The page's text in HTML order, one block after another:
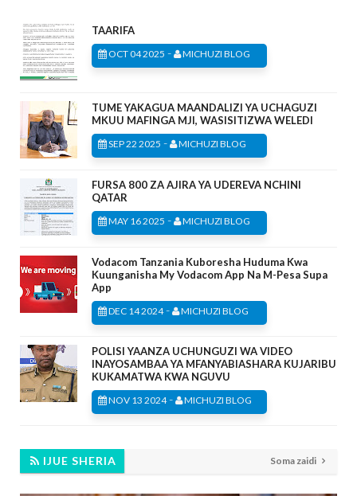
TAARIFA
OCT 04 2025 - MICHUZI BLOG
TUME YAKAGUA MAANDALIZI YA UCHAGUZI
MKUU MAFINGA MJI, WASISITIZWA WELEDI
SEP 22 2025 - MICHUZI BLOG
FURSA 800 ZA AJIRA YA UDEREVA NCHINI
QATAR
MAY 16 2025 - MICHUZI BLOG
Vodacom Tanzania Kuboresha Huduma Kwa
Kuunganisha My Vodacom App Na M-Pesa Supa
App
DEC 14 2024- MICHUZI BLOG
POLISI YAANZA UCHUNGUZI WA VIDEO
INAYOSAMBAA YA MFANYABIASHARA KUJARIBU
KUKAMATWA KWA NGUVU
NOV 13 2024- MICHUZI BLOG
IJUE SHERIA Soma zaidi